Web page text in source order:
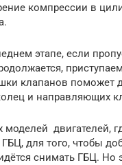
компрессии в
этапе, если
клапанов поможет
и направляющих
моделей двигателей,
ГБЦ, для того, чтобы
снимать ГБЦ. Но